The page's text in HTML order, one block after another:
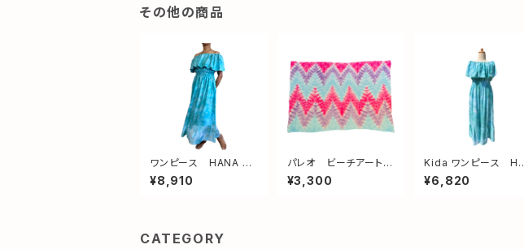
その他の商品
ワンピース HANA エ
メラルド
¥8,910
パレオ ビーチアート
no1
¥3,300
Kida ワンピース HA
NA エメラルド サイズ
L(140〜150)
¥6,820
CATEGORY